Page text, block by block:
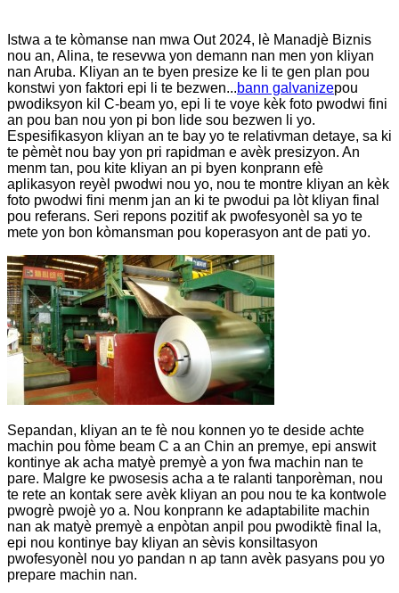
Istwa a te kòmanse nan mwa Out 2024, lè Manadjè Biznis
nou an, Alina, te resevwa yon demann nan men yon kliyan
nan Aruba. Kliyan an te byen presize ke li te gen plan pou
konstwi yon faktori epi li te bezwen...bann galvanizepou
pwodiksyon kil C-beam yo, epi li te voye kèk foto pwodwi fini
an pou ban nou yon pi bon lide sou bezwen li yo.
Espesifikasyon kliyan an te bay yo te relativman detaye, sa ki
te pèmèt nou bay yon pri rapidman e avèk presizyon. An
menm tan, pou kite kliyan an pi byen konprann efè
aplikasyon reyèl pwodwi nou yo, nou te montre kliyan an kèk
foto pwodwi fini menm jan an ki te pwodui pa lòt kliyan final
pou referans. Seri repons pozitif ak pwofesyonèl sa yo te
mete yon bon kòmansman pou koperasyon ant de pati yo.
Sepandan, kliyan an te fè nou konnen yo te deside achte
machin pou fòme beam C a an Chin an premye, epi answit
kontinye ak acha matyè premyè a yon fwa machin nan te
pare. Malgre ke pwosesis acha a te ralanti tanporèman, nou
te rete an kontak sere avèk kliyan an pou nou te ka kontwole
pwogrè pwojè yo a. Nou konprann ke adaptabilite machin
nan ak matyè premyè a enpòtan anpil pou pwodiktè final la,
epi nou kontinye bay kliyan an sèvis konsiltasyon
pwofesyonèl nou yo pandan n ap tann avèk pasyans pou yo
prepare machin nan.